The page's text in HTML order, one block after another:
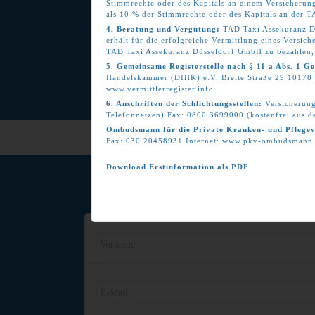
Stimmrechte oder des Kapitals an einem
als 10 % der Stimmrechte oder des Kapitals an der
4. Beratung und Vergütung: TAD Taxi Assekuranz
erhält für die erfolgreiche Vermittlung eines
TAD Taxi Assekuranz Düsseldorf GmbH zu
5. Gemeinsame Registerstelle nach § 11 a Abs. 1
Handelskammer (DIHK) e.V. Breite Straße 29
www.vermittlerregister.info
6. Anschriften der Schlichtungsstellen:
Telefonnetzen) Fax: 0800 3699000 (kostenfrei aus
Ombudsmann für die Private Kranken- und
Fax: 030 20458931 Internet: www.pkv-
Download Erstinformation als PDF